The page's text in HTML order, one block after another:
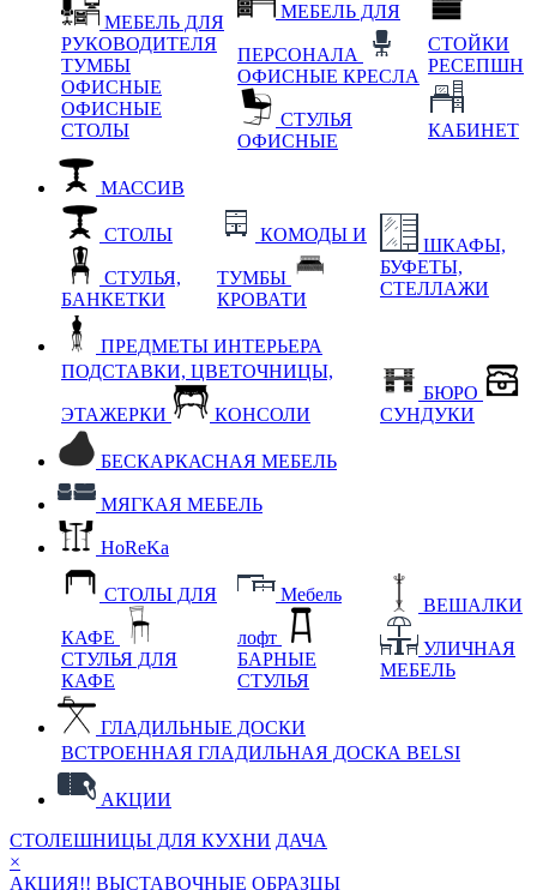
МЕБЕЛЬ ДЛЯ
РУКОВОДИТЕЛЯ
ТУМБЫ
ОФИСНЫЕ
ОФИСНЫЕ
СТОЛЫ
МЕБЕЛЬ ДЛЯ
ПЕРСОНАЛА
ОФИСНЫЕ КРЕСЛА
СТУЛЬЯ
ОФИСНЫЕ
СТОЙКИ
РЕСЕПШН
КАБИНЕТ
МАССИВ
СТОЛЫ
СТУЛЬЯ,
БАНКЕТКИ
КОМОДЫ И
ТУМБЫ
КРОВАТИ
ШКАФЫ,
БУФЕТЫ,
СТЕЛЛАЖИ
ПРЕДМЕТЫ ИНТЕРЬЕРА
ПОДСТАВКИ, ЦВЕТОЧНИЦЫ,
ЭТАЖЕРКИ КОНСОЛИ
БЮРО
СУНДУКИ
БЕСКАРКАСНАЯ МЕБЕЛЬ
МЯГКАЯ МЕБЕЛЬ
HoReKa
СТОЛЫ ДЛЯ
КАФЕ
СТУЛЬЯ ДЛЯ
КАФЕ
Мебель
лофт
БАРНЫЕ
СТУЛЬЯ
ВЕШАЛКИ
УЛИЧНАЯ
МЕБЕЛЬ
ГЛАДИЛЬНЫЕ ДОСКИ
ВСТРОЕННАЯ ГЛАДИЛЬНАЯ ДОСКА BELSI
АКЦИИ
СТОЛЕШНИЦЫ ДЛЯ КУХНИ ДАЧА
×
АКЦИЯ!! ВЫСТАВОЧНЫЕ ОБРАЗЦЫ